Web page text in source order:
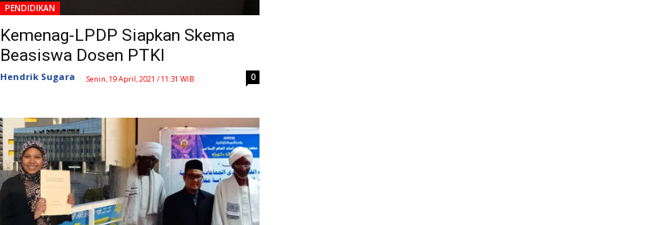
PENDIDIKAN
Kemenag-LPDP Siapkan Skema
Beasiswa Dosen PTKI
Hendrik Sugara - Senin, 19 April, 2021 / 11:31 WIB 0